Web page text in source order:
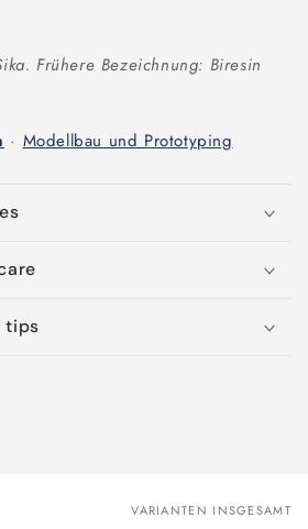
Frühere Bezeichnung: Biresin
· Modellbau und Prototyping
tips
VARIANTEN INSGESAMT